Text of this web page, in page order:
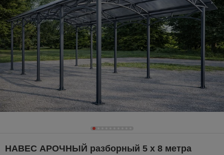
НАВЕС АРОЧНЫЙ разборный 5 х 8 метра